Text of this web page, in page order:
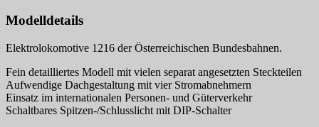
Modelldetails
Elektrolokomotive 1216 der Österreichischen Bundesbahnen.
Fein detailliertes Modell mit vielen separat angesetzten Steckteilen
Aufwendige Dachgestaltung mit vier Stromabnehmern
Einsatz im internationalen Personen- und Güterverkehr
Schaltbares Spitzen-/Schlusslicht mit DIP-Schalter